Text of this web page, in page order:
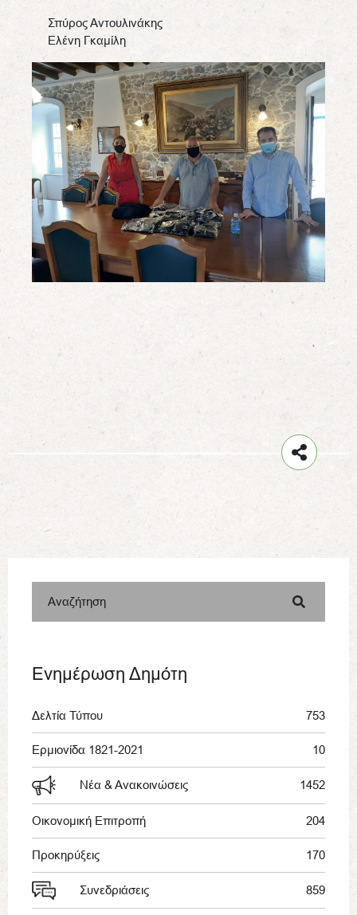
Σπύρος Αντουλινάκης
Ελένη Γκαμίλη
Αναζήτηση
Ενημέρωση Δημότη
Δελτία Τύπου 753
Ερμιονίδα 1821-2021 10
Νέα & Ανακοινώσεις 1452
Οικονομική Επιτροπή 204
Προκηρύξεις 170
Συνεδριάσεις 859